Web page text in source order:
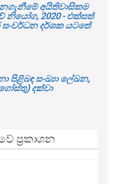
අයිතිවාසිකම
නියෝග, 2020 - එක්සත්
සංවර්ධන දර්ශක යටතේ
පිළිබඳ සංඛ්‍යා ලේඛන,
දක්වා
ප්‍රකාශන